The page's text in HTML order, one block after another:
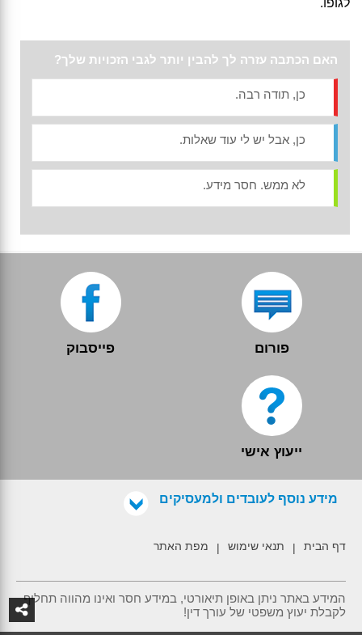
לגופו.
האם הכתבה עזרה לך להבין יותר לגבי הזכויות שלך?
כן, תודה רבה.
כן, אבל יש לי עוד שאלות.
לא ממש. חסר מידע.
פורום פייסבוק
ייעוץ אישי
מידע נוסף לעובדים ולמעסיקים
דף הבית | תנאי שימוש | מפת האתר
המידע באתר ניתן באופן תיאורטי, במידע חסר ואינו מהווה תחליף
לקבלת יעוץ משפטי של עורך דין!